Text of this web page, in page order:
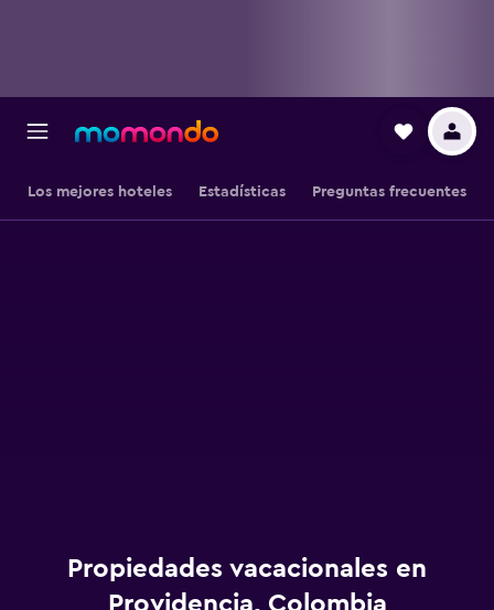
Los mejores hoteles Estadísticas Preguntas frecuentes
Propiedades vacacionales en
Providencia, Colombia